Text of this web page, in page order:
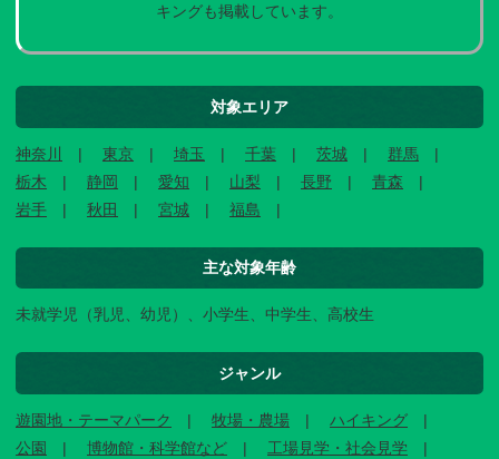
キングも掲載しています。
対象エリア
神奈川 東京 埼玉 千葉 茨城
群馬
栃木
静岡 愛知 山梨 長野
青森
岩手
秋田 宮城 福島
主な対象年齢
未就学児（乳児、幼児）、小学生、中学生、高校生
ジャンル
遊園地・テーマパーク 牧場・農場
ハイキング
公園
博物館・科学館など
工場見学・社会見学